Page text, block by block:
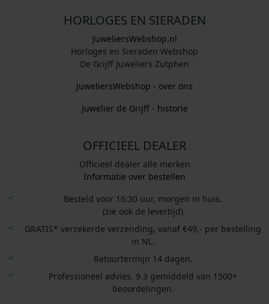
HORLOGES EN SIERADEN
JuweliersWebshop.nl
Horloges en Sieraden Webshop
De Grijff Juweliers Zutphen
JuweliersWebshop - over ons
Juwelier de Grijff - historie
OFFICIEEL DEALER
Officieel dealer alle merken
Informatie over bestellen
Besteld voor 16:30 uur, morgen in huis.
(zie ook de levertijd)
GRATIS* verzekerde verzending, vanaf €49,- per bestelling
in NL.
Retourtermijn 14 dagen.
Professioneel advies. 9.3 gemiddeld van 1500+
beoordelingen.